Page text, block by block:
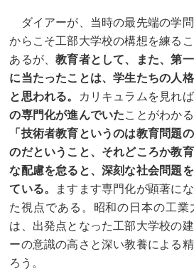
ダイアーが、当時の最先端の学
からこそ工部大学校の構想を練る
あるが、教育者として、また、第
に当たったことは、学生たちの人
と思われる。
カリキュラムを見れば
の専門化が進んでいたことがわか
「技術者教育というのは教育問題
のだということ、それどころか教
な配慮を怠ると、深刻な社会問題
ている。
ますます専門化が顕著に
た視点である。昭和の日本の工業
は、出発点となった工部大学校の
ーの意識の高さと深い教養による
ろう。